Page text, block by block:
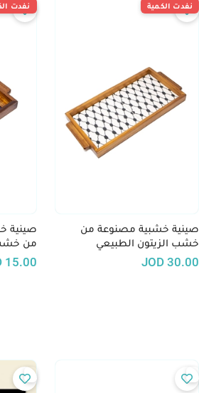
صينية خشبية مصنوعة من
خشب الزيتون الطبيعي
30.00
JOD
نفدت الكمية
صينية
من خشب
15.00
نفدت